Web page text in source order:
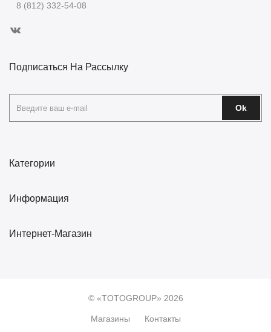
8 (812) 332-54-08
Категории
Информация
Интернет-Магазин
Подписаться На Рассылку
Ok
© «TOTOGROUP» 2026
Магазины Контакты